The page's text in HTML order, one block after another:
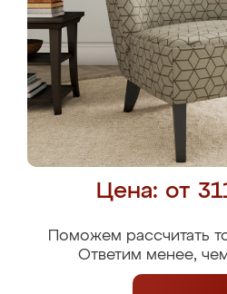
Цена: от
Поможем рассчитать
Ответим менее,